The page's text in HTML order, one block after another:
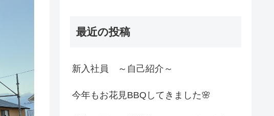
最近の投稿
新入社員 ～自己紹介～
今年もお花見BBQしてきました🌸